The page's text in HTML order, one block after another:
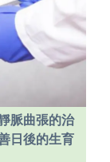
脈曲張的治
日後的生育